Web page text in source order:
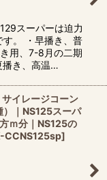
スーパーは迫力
。 ・早播き、普
用、7-8月の二期
播き、高温…
イレージコーン
）｜NS125スーパ
ｍ分｜NS125の
CCNS125sp]